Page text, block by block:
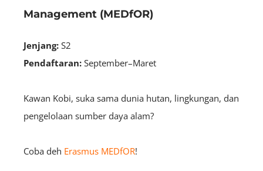
Management (MEDfOR)
Jenjang: S2
Pendaftaran: September–Maret
Kawan Kobi, suka sama dunia hutan, lingkungan, dan
pengelolaan sumber daya alam?
Coba deh Erasmus MEDfOR!